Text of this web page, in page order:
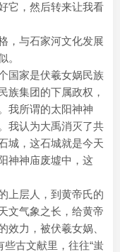
它，然后转来让我看
，与石家河文化发展
。
国家是伏羲女娲民族
族集团的下属政权，
我所谓的太阳神神
我认为大禹消灭了共
城，这石城就是今天
神神庙废墟中，这
上层人，到黄帝氏的
文气象之长，给黄帝
效力，被伏羲女娲、
些古文献里，往往“蚩